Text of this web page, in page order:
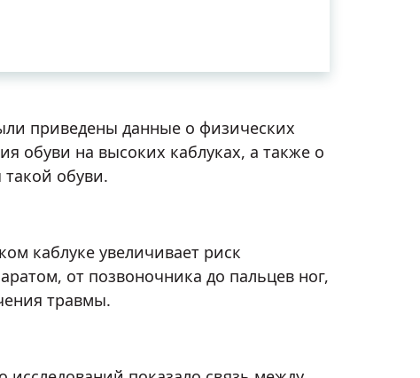
приведены данные о физических
обуви на высоких каблуках, а также о
обуви.
каблуке увеличивает риск
от позвоночника до пальцев ног,
травмы.